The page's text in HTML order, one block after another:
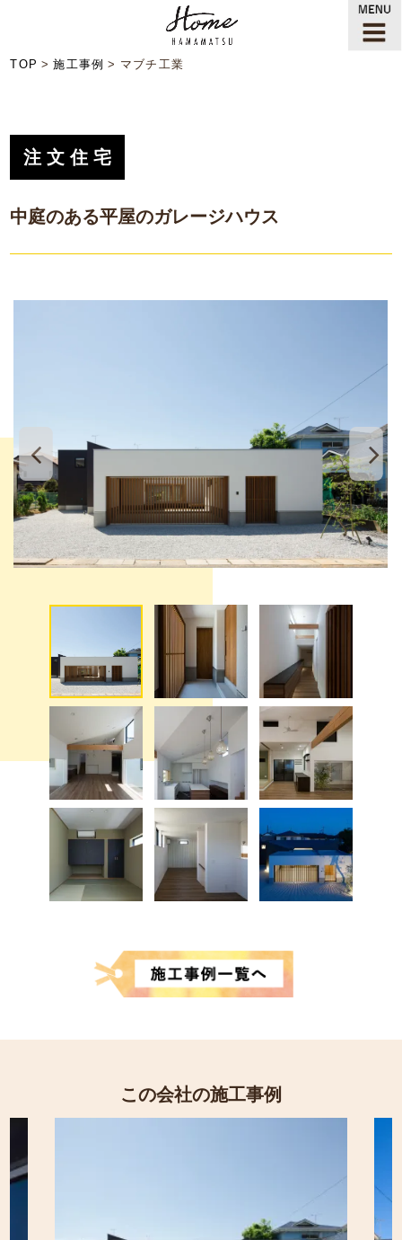
TOP 施工事例 マブチ工業
注文住宅
中庭のある平屋のガレージハウス
この会社の施工事例